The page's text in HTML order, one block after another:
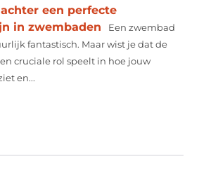
een perfecte
in zwembaden
Een zwembad
fantastisch. Maar wist je dat de
cruciale rol speelt in hoe jouw
en...